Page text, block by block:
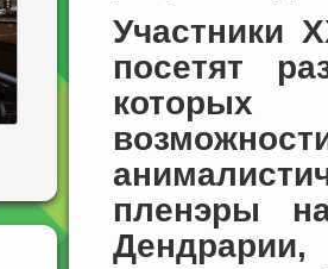
Участники
посетят
которых
пленэры